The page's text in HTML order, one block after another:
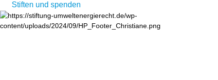
Stiften und spenden